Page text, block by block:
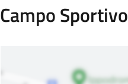
Campo Sportivo